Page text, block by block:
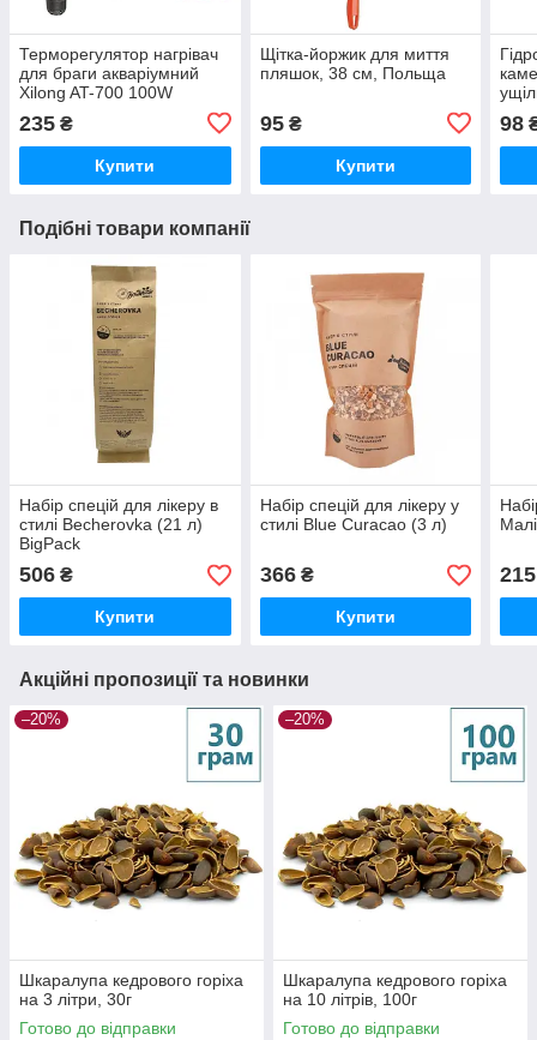
Терморегулятор нагрівач
для браги акваріумний
Xilong AT-700 100W
235 ₴
Купити
Щітка-йоржик для миття
пляшок, 38 см, Польща
95₴
Купити
98
Подібні товари компанії
Набір спецій для лікеру в
стилі Becherovka (21 л)
BigPack
506 ₴
Купити
Набір спецій для лікеру у
стилі Blue Curacao (3 л)
366₴
Купити
215
Акційні пропозиції та новинки
–20%
Шкаралупа кедрового горіха
на 3 літри, 30г
Готово до відправки
–20%
Шкаралупа кедрового горіха
на 10 літрів, 100г
Готово до відправки